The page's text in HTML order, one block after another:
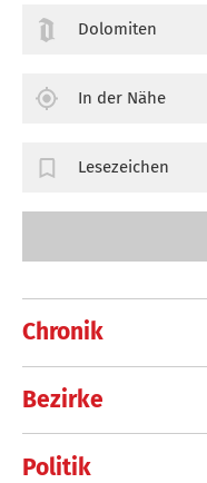
Chronik
Bezirke
Politik
Dolomiten
In der Nähe
Lesezeichen